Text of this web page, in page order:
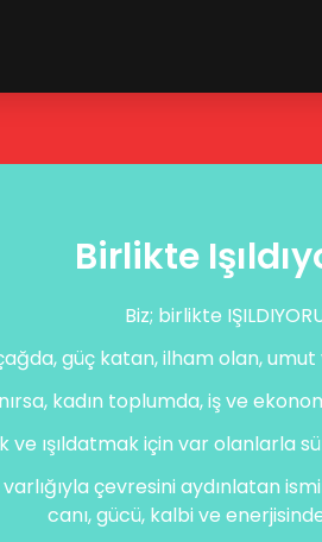
Birlikte
Biz; birlikte
güç katan, ilham olan, umut
kadın toplumda, iş ve
ve ışıldatmak için var
çevresini aydınlatan
canı, gücü, kalbi ve